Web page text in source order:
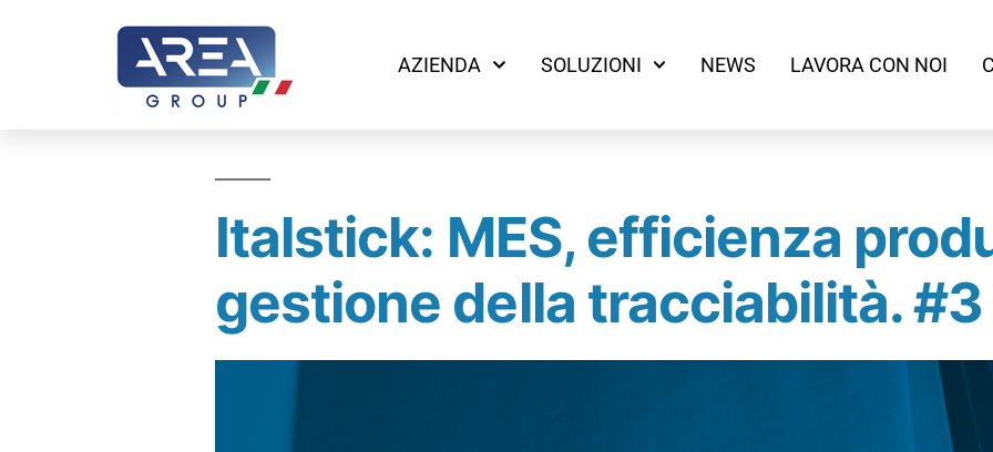
AZIENDA SOLUZIONI NEWS LAVORA CON NOI
Archivi dell'autore:
Federica Savi
Italstick: MES, efficienza
gestione della tracciabilità. #3